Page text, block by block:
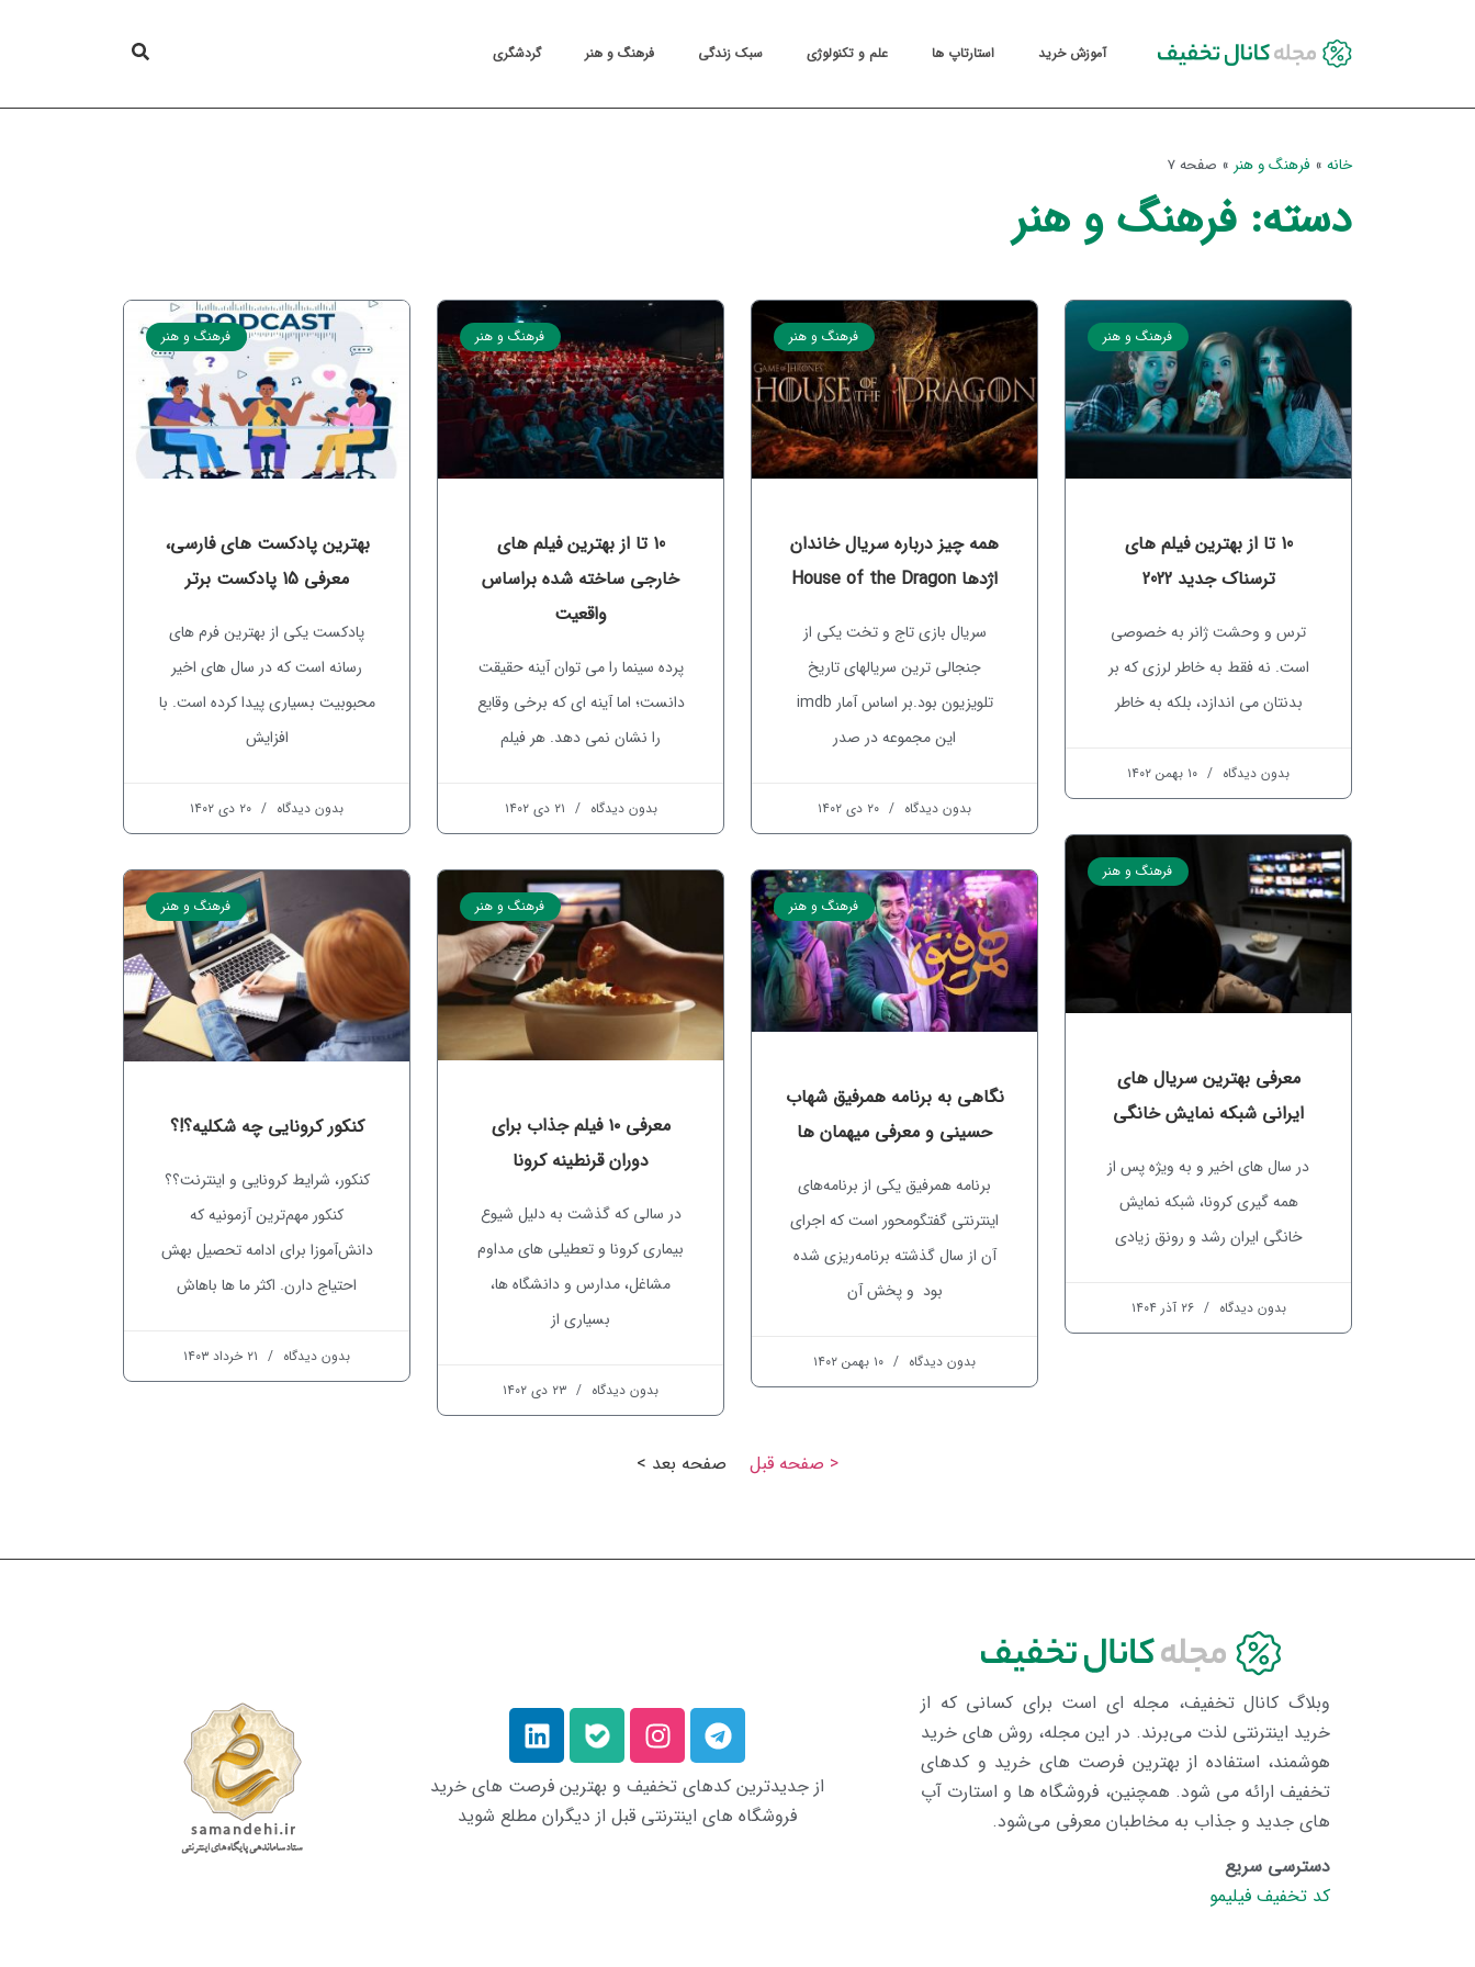
آموزش خرید استارتاپ ها علم و تکنولوژی سبک زندگی فرهنگ و هنر گردشگری
خانه » فرهنگ و هنر » صفحه 7
دسته: فرهنگ و هنر
فرهنگ و هنر
10 تا از بهترین فیلم های
ترسناک جدید 2022
ترس و وحشت ژانر به خصوصی
است. نه فقط به خاطر لرزی که بر
بدنتان می اندازد، بلکه به خاطر
بدون دیدگاه
فرهنگ و هنر
همه چیز درباره سریال خاندان
اژدها House of the Dragon
سریال بازی تاج و تخت یکی از
جنجالی ترین سریالهای تاریخ
تلویزیون بود.بر اساس آمار imdb
این مجموعه در صدر
بدون دیدگاه
فرهنگ و هنر
10 تا از بهترین فیلم های
خارجی ساخته شده براساس
واقعیت
پرده سینما را می توان آینه حقیقت
دانست؛ اما آینه ای که برخی وقایع
را نشان نمی دهد. هر فیلم
بدون دیدگاه
فرهنگ و هنر
بهترین پادکست های فارسی،
معرفی 15 پادکست برتر
پادکست یکی از بهترین فرم های
رسانه است که در سال های اخیر
محبوبیت بسیاری پیدا کرده است. با
افزایش
بدون دیدگاه
فرهنگ و هنر
معرفی بهترین سریال های
ایرانی شبکه نمایش خانگی
در سال های اخیر و به ویژه پس از
همه گیری کرونا، شبکه نمایش
خانگی ایران رشد و رونق زیادی
بدون دیدگاه ۲۶ آذر ۱۴۰۴
فرهنگ و هنر
نگاهی به برنامه همرفیق شهاب
حسینی و معرفی میهمان ها
برنامه همرفیق یکی از برنامه‌های
اینترنتی گفتگومحور است که اجرای
آن از سال گذشته برنامه‌ریزی شده
بود و پخش آن
بدون دیدگاه
فرهنگ و هنر
معرفی ۱۰ فیلم جذاب برای
دوران قرنطینه کرونا
در سالی که گذشت به دلیل شیوع
بیماری کرونا و تعطیلی های مداوم
مشاغل، مدارس و دانشگاه ها،
بسیاری از
بدون دیدگاه
فرهنگ و هنر
کنکور کرونایی چه شکلیه؟!؟​
کنکور، شرایط کرونایی و اینترنت؟؟
کنکور مهم‌ترین آزمونیه که
دانش‌آموزا برای ادامه تحصیل بهش
احتیاج دارن. اکثر ما ها باهاش
بدون دیدگاه
< صفحه قبل صفحه بعد >
وبلاگ کانال تخفیف، مجله ای است برای کسانی که از
خرید اینترنتی لذت می‌برند. در این مجله، روش های خرید
هوشمند، استفاده از بهترین فرصت های خرید و کدهای
تخفیف ارائه می شود. همچنین، فروشگاه ها و استارت آپ
های جدید و جذاب به مخاطبان معرفی می‌شود.
دسترسی سریع
کد تخفیف فیلیمو
از جدیدترین کدهای تخفیف و بهترین فرصت های خرید
فروشگاه های اینترنتی قبل از دیگران مطلع شوید